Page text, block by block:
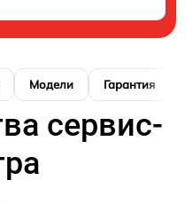
Модели Гарантия
сервис-